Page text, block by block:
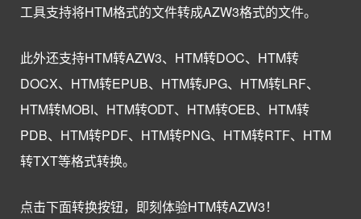
工具支持将HTM格式的文件转成AZW3格式的文件。
此外还支持HTM转AZW3、HTM转DOC、HTM转
DOCX、HTM转EPUB、HTM转JPG、HTM转LRF、
HTM转MOBI、HTM转ODT、HTM转OEB、HTM转
PDB、HTM转PDF、HTM转PNG、HTM转RTF、HTM
转TXT等格式转换。
点击下面转换按钮，即刻体验HTM转AZW3！